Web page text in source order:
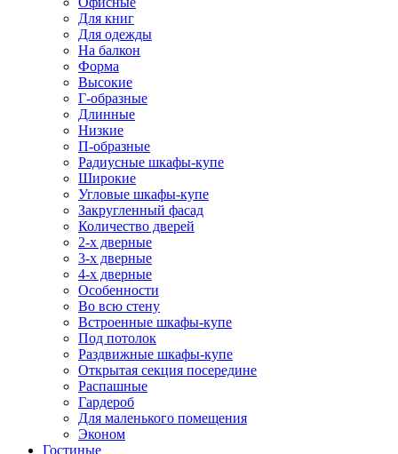
Для книг
Для одежды
На балкон
Форма
Высокие
Г-образные
Длинные
Низкие
П-образные
Радиусные шкафы-купе
Широкие
Угловые шкафы-купе
Закругленный фасад
Количество дверей
2-х дверные
3-х дверные
4-х дверные
Особенности
Во всю стену
Встроенные шкафы-купе
Под потолок
Раздвижные шкафы-купе
Открытая секция посередине
Распашные
Гардероб
Для маленького помещения
Эконом
Гостиные